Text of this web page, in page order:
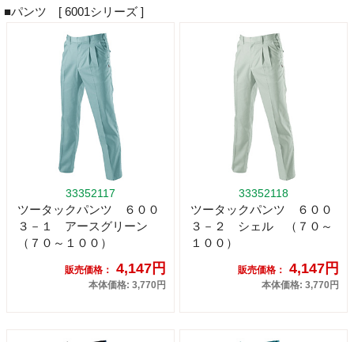
■パンツ [ 6001シリーズ ]
33352117
ツータックパンツ ６００
３－１ アースグリーン
（７０～１００）
販売価格： 4,147円
本体価格: 3,770円
33352118
ツータックパンツ ６００
３－２ シェル （７０～
１００）
販売価格： 4,147円
本体価格: 3,770円